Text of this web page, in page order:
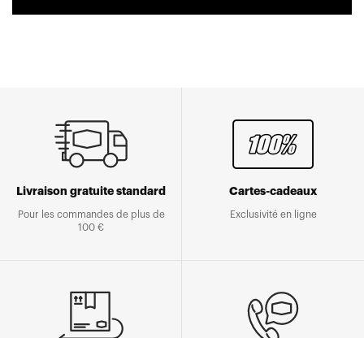
Livraison gratuite standard
Pour les commandes de plus de
100 €
Cartes-cadeaux
Exclusivité en ligne